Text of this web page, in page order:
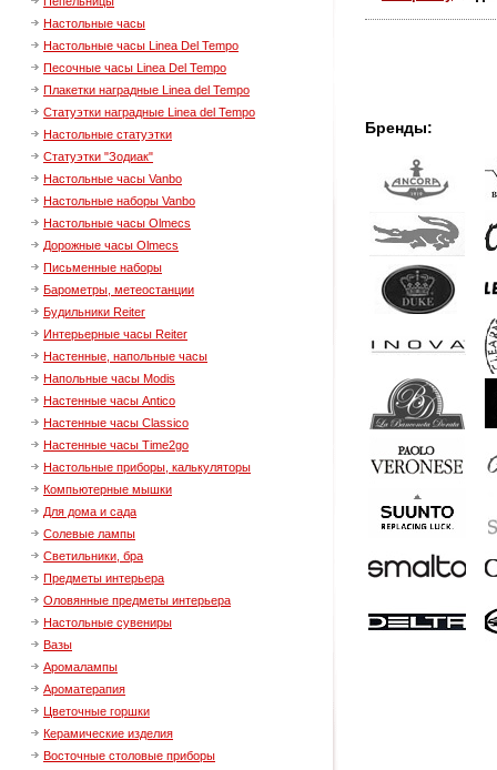
Настольные часы
Настольные часы Linea Del Tempo
Песочные часы Linea Del Tempo
Плакетки наградные Linea del Tempo
Статуэтки наградные Linea del Tempo
Настольные статуэтки
Статуэтки "Зодиак"
Настольные часы Vanbo
Настольные наборы Vanbo
Настольные часы Olmecs
Дорожные часы Olmecs
Письменные наборы
Барометры, метеостанции
Будильники Reiter
Интерьерные часы Reiter
Настенные, напольные часы
Напольные часы Modis
Настенные часы Antico
Настенные часы Classico
Настенные часы Time2go
Настольные приборы, калькуляторы
Компьютерные мышки
Для дома и сада
Солевые лампы
Светильники, бра
Предметы интерьера
Оловянные предметы интерьера
Настольные сувениры
Вазы
Аромалампы
Ароматерапия
Цветочные горшки
Керамические изделия
Восточные столовые приборы
Бренды: